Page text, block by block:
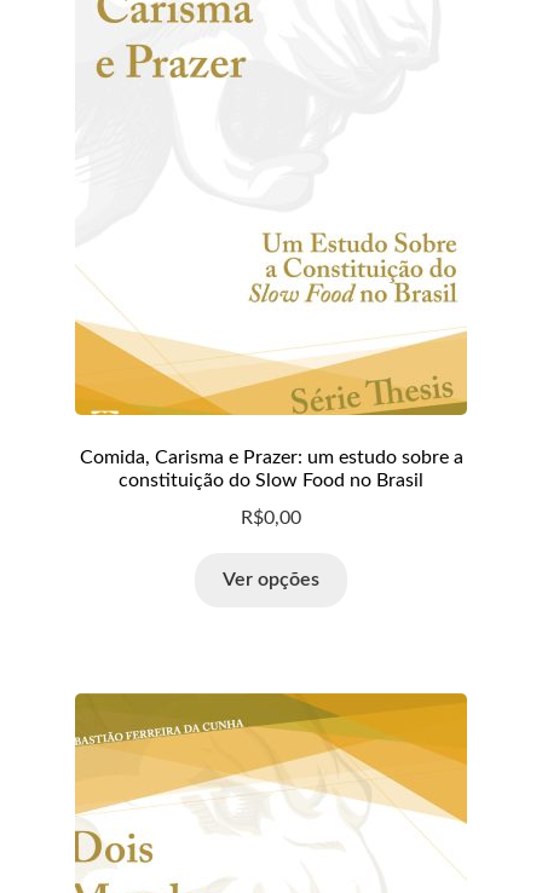
Comida, Carisma e Prazer: um estudo sobre a
constituição do Slow Food no Brasil
R$0,00
Ver opções